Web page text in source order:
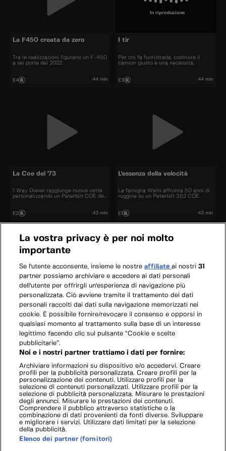
La F450 creata da zero
Tra le realizzazioni figurano un F-450
a sei porte del 2022.
E4 44 min
In riproduzione
I tir
Per chi fa fuoristrada, costruire il
camion giusto è una necessità.
E3 44 min
La Coe del '73
1 Way Diesel raggiunge nuove vette
personalizzando un Peterbilt COE del
E2 43 min
L'essenza della velocità
La famiglia Wells affronta 50 anni di
ruggine su un Peterbilt 352 COE.
E1 43 min
La vostra privacy è per noi molto
importante
Se l'utente acconsente, insieme le nostreaffiliateai nostri31
partner possiamo archiviare e accedere ai dati personali
dell'utente per offrirgli un'esperienza di navigazione più
personalizzata. Ciò avviene tramite il trattamento dei dati
personali raccolti dai dati sulla navigazione memorizzati nei
cookie. È possibile fornire/revocare il consenso e opporsi in
qualsiasi momento al trattamento sulla base di un interesse
legittimo facendo clic sul pulsante “Cookie e scelte
pubblicitarie”.
Noi e i nostri partner trattiamo i dati per fornire:
Archiviare informazioni su dispositivo e/o accedervi. Creare
profili per la pubblicità personalizzata. Creare profili per la
personalizzazione dei contenuti. Utilizzare profili per la
selezione di contenuti personalizzati. Utilizzare profili per la
selezione di pubblicità personalizzata. Misurare le prestazioni
degli annunci. Misurare le prestazioni dei contenuti.
Comprendere il pubblico attraverso statistiche o la
combinazione di dati provenienti da fonti diverse. Sviluppare
e migliorare i servizi. Utilizzare dati limitati per la selezione
della pubblicità.
Elenco dei partner (fornitori)